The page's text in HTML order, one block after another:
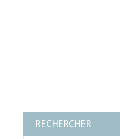
RECHERCHER